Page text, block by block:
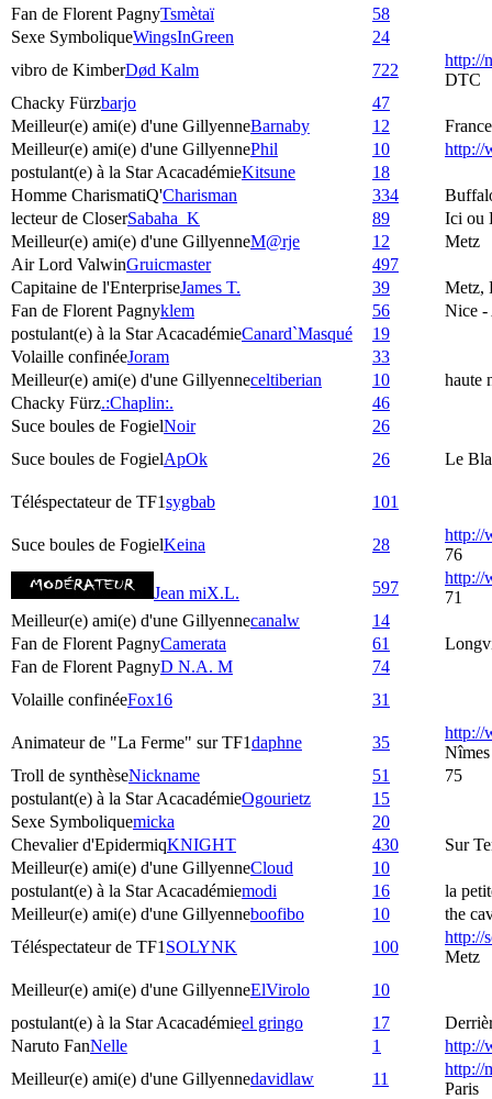
Fan de Florent PagnyTsmètaï
58
Sexe SymboliqueWingsInGreen
24
vibro de KimberDød Kalm 722
http://
DTC
Chacky Fürzbarjo
47
Meilleur(e) ami(e) d'une GillyenneBarnaby 12
France
Meilleur(e) ami(e) d'une GillyennePhil 10
http://
postulant(e) à la Star AcacadémieKitsune
18
Homme CharismatiQ'Charisman 334
lecteur de CloserSabaha_K 89
Ici ou
Meilleur(e) ami(e) d'une GillyenneM@rje 12
Metz
Air Lord ValwinGruicmaster
497
Capitaine de l'EnterpriseJames T. 39
Metz,
Fan de Florent Pagnyklem 56
Nice -
postulant(e) à la Star AcacadémieCanard`Masqué
19
Volaille confinéeJoram
33
Meilleur(e) ami(e) d'une Gillyenneceltiberian 10
haute
Chacky Fürz.:Chaplin:.
46
Suce boules de FogielNoir
26
Suce boules de FogielApOk 26 Le
Téléspectateur de TF1sygbab 101
Suce boules de FogielKeina 28
http://
76
Jean miX.L. 597
http://
71
Meilleur(e) ami(e) d'une Gillyennecanalw
14
Fan de Florent PagnyCamerata 61
Fan de Florent PagnyD N.A. M
74
Volaille confinéeFox16 31
Animateur de "La Ferme" sur TF1daphne 35
http://
Nîmes
Troll de synthèseNickname 51
75
postulant(e) à la Star AcacadémieOgourietz
15
Sexe Symboliquemicka
20
Chevalier d'EpidermiqKNIGHT 430
Sur
Meilleur(e) ami(e) d'une GillyenneCloud
10
postulant(e) à la Star Acacadémiemodi 16
la
Meilleur(e) ami(e) d'une Gillyenneboofibo 10
the
Téléspectateur de TF1 SOLYNK 100
http://
Metz
Meilleur(e) ami(e) d'une GillyenneElVirolo
10
postulant(e) à la Star Acacadémieel gringo 17
Naruto FanNelle 1
http://
Meilleur(e) ami(e) d'une Gillyennedavidlaw 11
http://
Paris